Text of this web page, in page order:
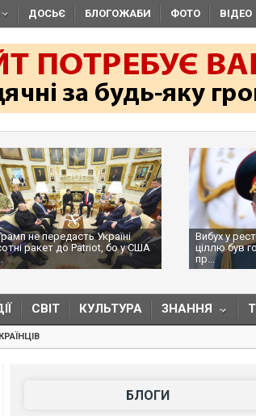
ДОСЬЄ БЛОГОЖАБИ ФОТО ВІДЕО
не передасть Україні
ракет до Patriot, бо у США
Вибух у
ціллю був
пр...
СВІТ КУЛЬТУРА ЗНАННЯ
БЛОГИ